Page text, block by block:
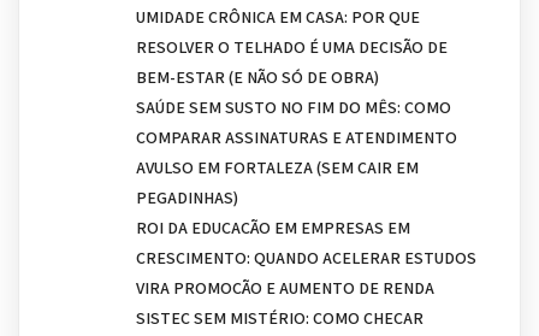
UMIDADE CRÔNICA EM CASA: POR QUE
RESOLVER O TELHADO É UMA DECISÃO DE
BEM-ESTAR (E NÃO SÓ DE OBRA)
SAÚDE SEM SUSTO NO FIM DO MÊS: COMO
COMPARAR ASSINATURAS E ATENDIMENTO
AVULSO EM FORTALEZA (SEM CAIR EM
PEGADINHAS)
ROI DA EDUCAÇÃO EM EMPRESAS EM
CRESCIMENTO: QUANDO ACELERAR ESTUDOS
VIRA PROMOÇÃO E AUMENTO DE RENDA
SISTEC SEM MISTÉRIO: COMO CHECAR